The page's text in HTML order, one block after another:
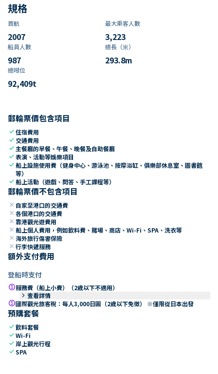
規格
首航
2007
最大乘客人數
3,223
船員人數
987
總長（米）
293.8m
總噸位
92,409t
郵輪票價包含項目
check住宿費用
check 交通費用
check 主餐廳的早餐、午餐、晚餐及自助餐廳
check表演、活動等娛樂項目
check船上設施使用費（健身中心、游泳池、按摩浴缸、俱樂部休息室、圖書館
等）
check船上活動（遊戲、問答、手工課程等）
郵輪票價不包含項目
close 自家至港口的交通費
close 各個港口的交通費
close 靠港觀光遊費用
close 船上個人費用，例如飲料費、賭場、商店、Wi-Fi、SPA、洗衣等
close 海外旅行傷害保險
close 行李快遞服務
額外支付費用
登船時支付
paid服務費（船上小費）（2歲以下不適用）
keyboard_arrow_right 查看詳情
paid國際觀光旅客稅：每人3,000日圓（2歲以下免徵） ※僅限從日本出發
預購套餐
check飲料套餐
checkWi-Fi
check 岸上觀光行程
checkSPA